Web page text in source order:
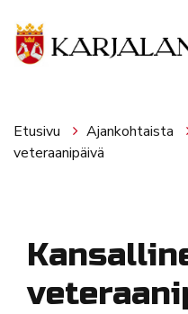
Etusivu Ajankohtaista
veteraanipäivä